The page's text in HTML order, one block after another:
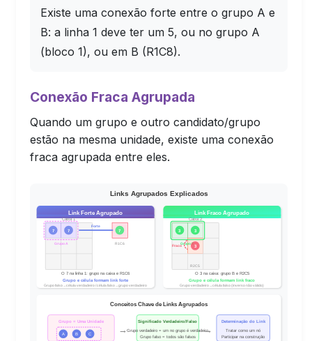
Existe uma conexão forte entre o grupo A e
B: a linha 1 deve ter um 5, ou no grupo A
(bloco 1), ou em B (R1C8).
Conexão Fraca Agrupada
Quando um grupo e outro candidato/grupo
estão na mesma unidade, existe uma conexão
fraca agrupada entre eles.